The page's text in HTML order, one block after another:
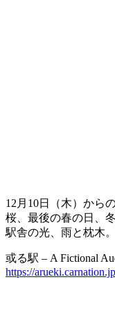
12月10日（木）から
桜、最後の春の日、
駅舎の光、雨と枕木
或る駅 – A Fictional
https://